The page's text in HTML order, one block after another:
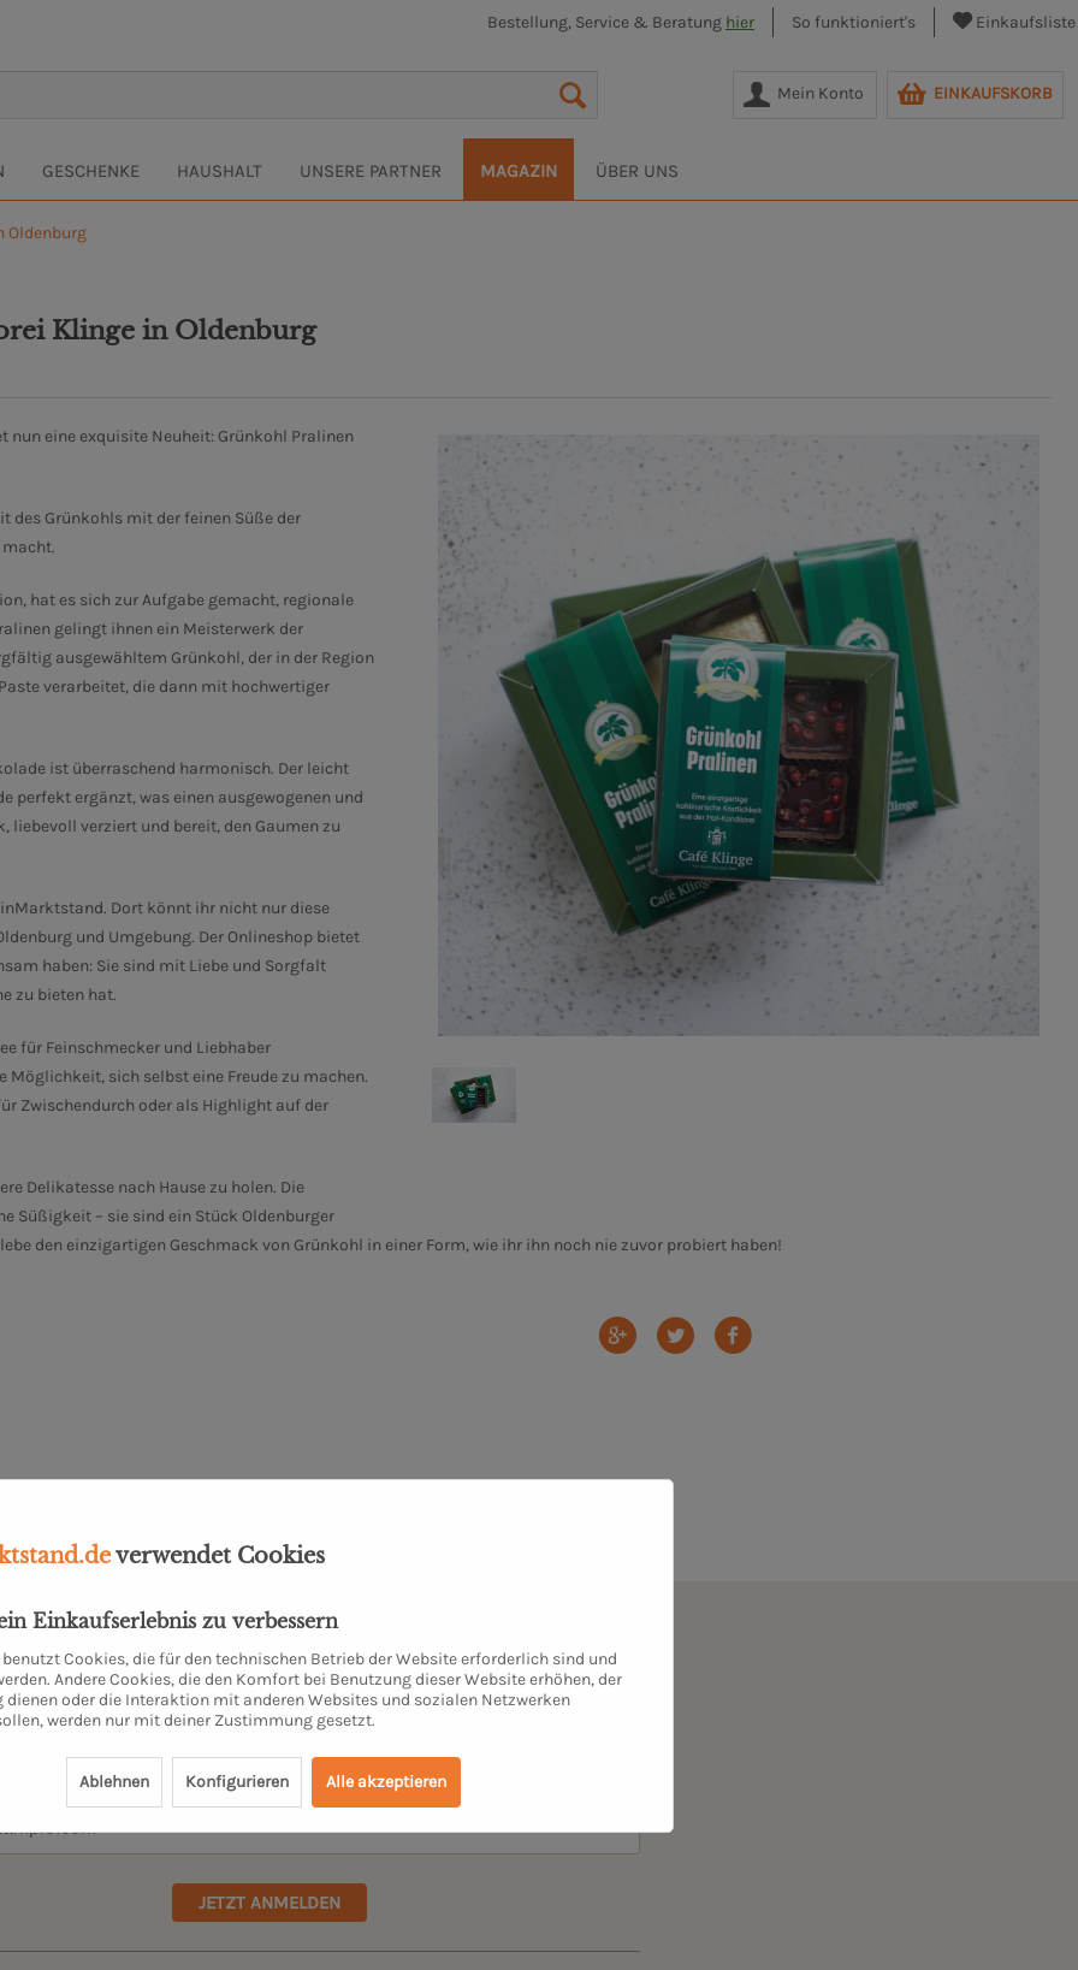
Bestellung, Service & Beratung hier So funktioniert's Einkaufsliste
Mein Konto EINKAUFSKORB
GESCHENKE HAUSHALT UNSERE PARTNER MAGAZIN ÜBER UNS
Oldenburg
Klinge in Oldenburg
eine exquisite Neuheit: Grünkohl Pralinen
des Grünkohls mit der feinen Süße der
hat es sich zur Aufgabe gemacht, regionale
gelingt ihnen ein Meisterwerk der
ausgewähltem Grünkohl, der in der Region
verarbeitet, die dann mit hochwertiger
ist überraschend harmonisch. Der leicht
perfekt ergänzt, was einen ausgewogenen und
liebevoll verziert und bereit, den Gaumen zu
Dort könnt ihr nicht nur diese
und Umgebung. Der Onlineshop bietet
haben: Sie sind mit Liebe und Sorgfalt
zu bieten hat.
für Feinschmecker und Liebhaber
sich selbst eine Freude zu machen.
Zwischendurch oder als Highlight auf der
Delikatesse nach Hause zu holen. Die
Süßigkeit – sie sind ein Stück Oldenburger
den einzigartigen Geschmack von Grünkohl in einer Form, wie ihr ihn noch nie zuvor probiert haben!
abonnieren & kein Angebot verpassen
JETZT ANMELDEN
verwendet Cookies
Einkaufserlebnis zu verbessern
benutzt Cookies, die für den technischen Betrieb der Website erforderlich sind und
Andere Cookies, die den Komfort bei Benutzung dieser Website erhöhen, der
dienen oder die Interaktion mit anderen Websites und sozialen Netzwerken
werden nur mit deiner Zustimmung gesetzt.
Ablehnen Konfigurieren Alle akzeptieren